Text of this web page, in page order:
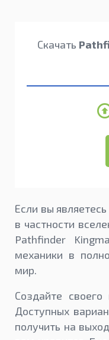
Скачать
Если вы
в частности
Pathfinder
механики в
мир.
Создайте
Доступных
получить на